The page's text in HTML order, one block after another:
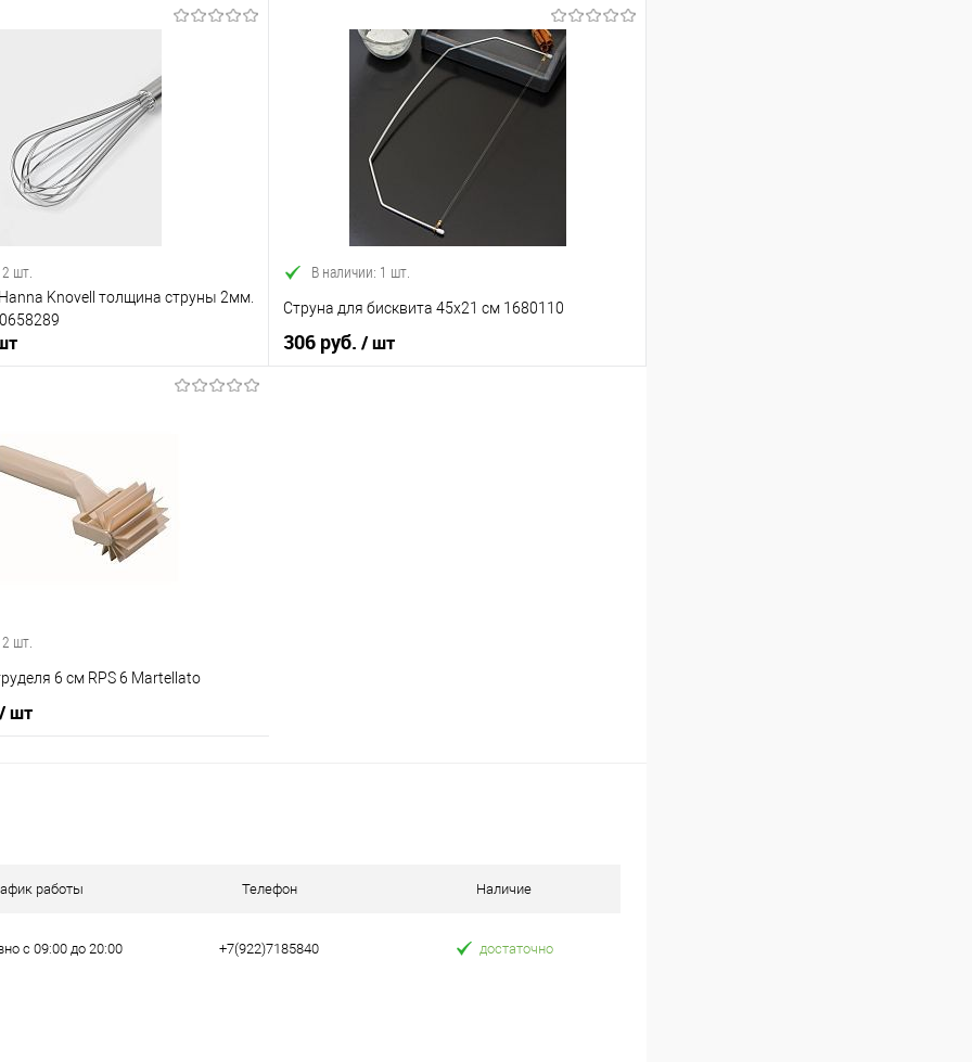
Сравнение
В корзину
Купить в 1 клик
Сравнение
В избранное
шт.
Knovell толщина струны 2мм.
Сравнение
В наличии
В наличии: 1 шт.
Струна для бисквита 45х21 см 1680110
306 руб. / шт
шт.
6 см RPS 6 Martellato
/ шт
работы Телефон Наличие
с 09:00 до 20:00 +7(922)7185840 достаточно